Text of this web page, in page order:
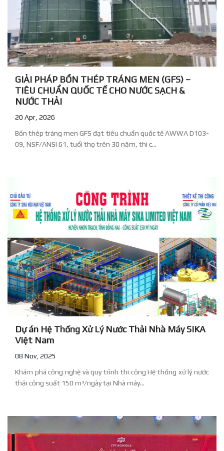
GIẢI PHÁP BỒN THÉP TRÁNG MEN (GFS) –
TIÊU CHUẨN QUỐC TẾ CHO NƯỚC SẠCH &
NƯỚC THẢI
20 Apr, 2026
Bồn thép tráng men GFS đạt tiêu chuẩn quốc tế AWWA D103-
09, NSF/ANSI 61, tuổi thọ trên 30 năm, thi c...
Dự án Hệ Thống Xử Lý Nước Thải Nhà Máy SIKA
Việt Nam
08 Nov, 2025
Khám phá công nghệ và quy trình thi công Hệ thống xử lý nước
thải công suất 150 m³/ngày tại Nhà máy...